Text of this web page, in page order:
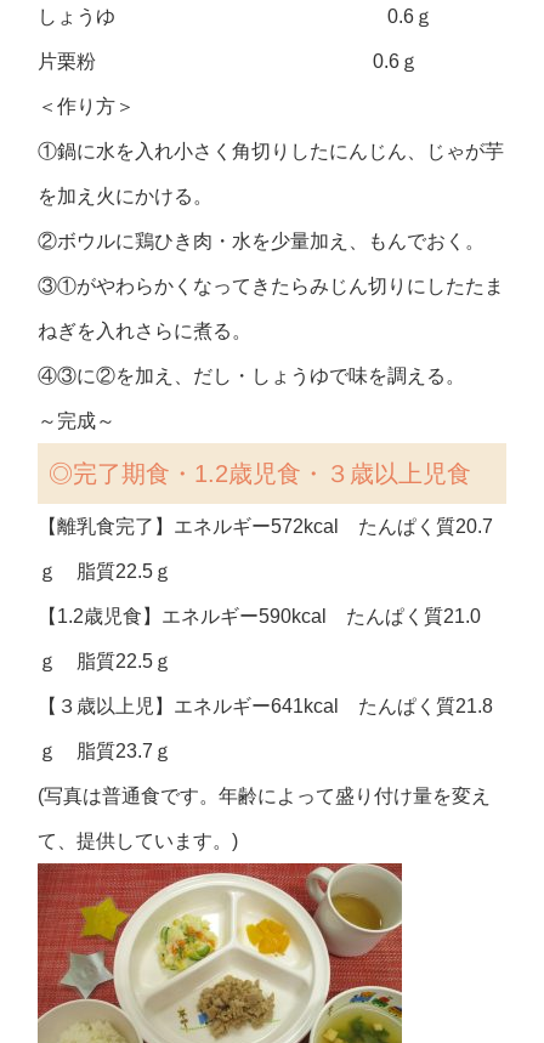
しょうゆ 0.6ｇ
片栗粉 0.6ｇ
＜作り方＞
①鍋に水を入れ小さく角切りしたにんじん、じゃが芋
を加え火にかける。
②ボウルに鶏ひき肉・水を少量加え、もんでおく。
③①がやわらかくなってきたらみじん切りにしたたま
ねぎを入れさらに煮る。
④③に②を加え、だし・しょうゆで味を調える。
～完成～
◎完了期食・1.2歳児食・３歳以上児食
【離乳食完了】エネルギー572kcal たんぱく質20.7
ｇ 脂質22.5ｇ
【1.2歳児食】エネルギー590kcal たんぱく質21.0
ｇ 脂質22.5ｇ
【３歳以上児】エネルギー641kcal たんぱく質21.8
ｇ 脂質23.7ｇ
(写真は普通食です。年齢によって盛り付け量を変え
て、提供しています。)